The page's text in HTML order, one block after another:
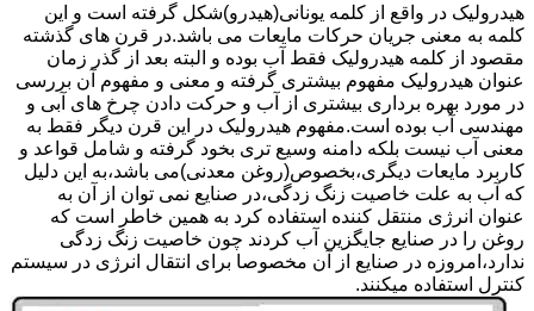
هیدرولیک در واقع از کلمه یونانی(هیدرو)شکل گرفته است و این
کلمه به معنی جریان حرکات مایعات می باشد.در قرن های گذشته
مقصود از کلمه هیدرولیک فقط آب بوده و البته بعد از گذر زمان
عنوان هیدرولیک مفهوم بیشتری گرفته و معنی و مفهوم آن بررسی
در مورد بهره برداری بیشتری از آب و حرکت دادن چرخ های آبی و
مهندسی آب بوده است.مفهوم هیدرولیک در این قرن دیگر فقط به
معنی آب نیست بلکه دامنه وسیع تری بخود گرفته و شامل قواعد و
کاربرد مایعات دیگری،بخصوص(روغن معدنی)می باشد،به این دلیل
که آب به علت خاصیت زنگ زدگی،در صنایع نمی توان از آن به
عنوان انرژی منتقل کننده استفاده کرد به همین خاطر است که
روغن را در صنایع جایگزین آب کردند چون خاصیت زنگ زدگی
ندارد،امروزه در صنایع از آن مخصوصا برای انتقال انرژی در سیستم
کنترل استفاده میکنند.